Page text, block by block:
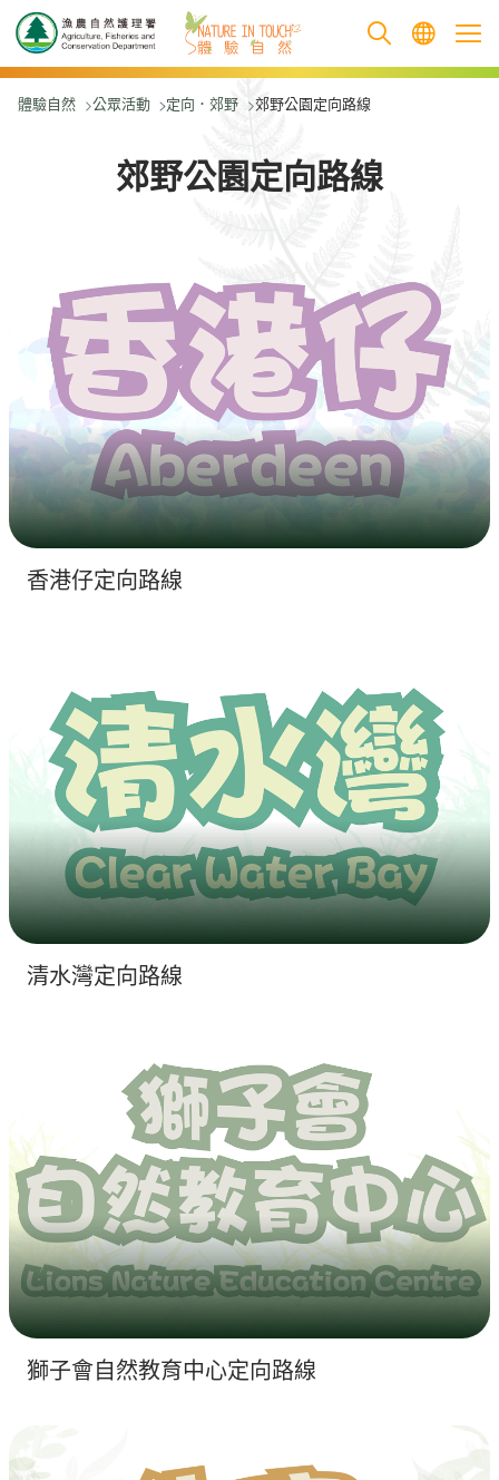
跳至主要內容
體驗自然 公眾活動 定向．郊野 郊野公園定向路線
郊野公園定向路線
香港仔定向路線
清水灣定向路線
獅子會自然教育中心定向路線